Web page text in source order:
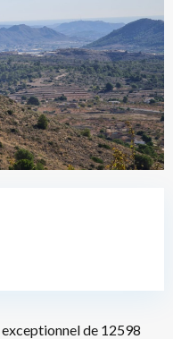
de 12598